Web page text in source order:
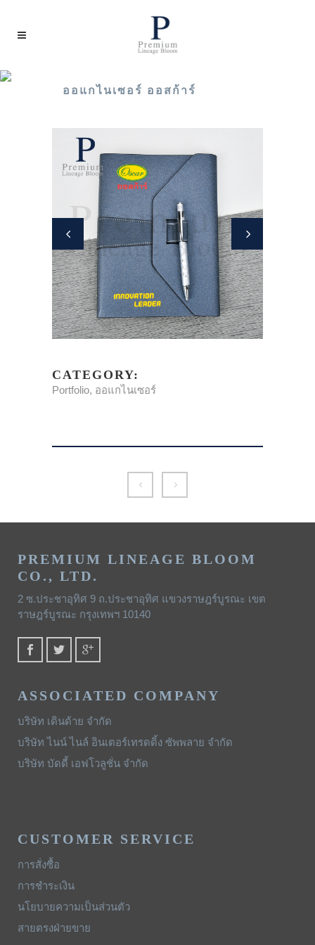
ออแกไนเซอร์ ออสก้าร์
CATEGORY:
Portfolio, ออแกไนเซอร์
PREMIUM LINEAGE BLOOM
CO., LTD.
2 ซ.ประชาอุทิศ 9 ถ.ประชาอุทิศ แขวงราษฎร์บูรณะ เขต
ราษฎร์บูรณะ กรุงเทพฯ 10140
ASSOCIATED COMPANY
บริษัท เดินด้าย จำกัด
บริษัท ไนน์ ไนล์ อินเตอร์เทรดดิ้ง ซัพพลาย จำกัด
บริษัท บัดดี้ เอฟโวลูชั่น จำกัด
CUSTOMER SERVICE
การสั่งซื้อ
การชำระเงิน
นโยบายความเป็นส่วนตัว
สายตรงฝ่ายขาย